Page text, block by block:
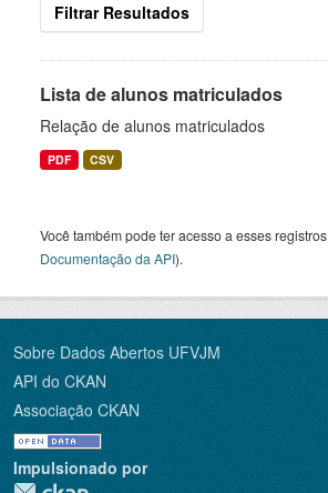
Filtrar Resultados
Lista de alunos matriculados
Relação de alunos matriculados
PDF CSV
Você também pode ter acesso a esses
Documentação da API).
Sobre Dados Abertos UFVJM
API do CKAN
Associação CKAN
Impulsionado por